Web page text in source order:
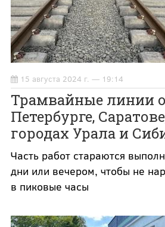
15 августа 2024 г. — 19:14
Трамвайные линии
Петербурге,
городах Урала и
Часть работ стараются
дни или вечером, чтобы не
в пиковые часы